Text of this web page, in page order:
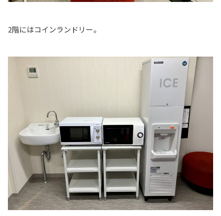
2階にはコインランドリー。